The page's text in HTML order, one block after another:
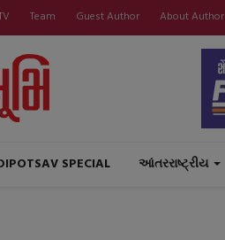
Team Guest Author About Author
SPECIAL આંતરરાષ્ટ્રીય